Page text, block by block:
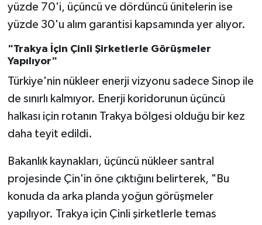
yüzde 70'i, üçüncü ve dördüncü ünitelerin ise
yüzde 30'u alım garantisi kapsamında yer alıyor.
"Trakya İçin Çinli Şirketlerle Görüşmeler
Yapılıyor"
Türkiye'nin nükleer enerji vizyonu sadece Sinop ile
de sınırlı kalmıyor. Enerji koridorunun üçüncü
halkası için rotanın Trakya bölgesi olduğu bir kez
daha teyit edildi.
Bakanlık kaynakları, üçüncü nükleer santral
projesinde Çin'in öne çıktığını belirterek, "Bu
konuda da arka planda yoğun görüşmeler
yapılıyor. Trakya için Çinli şirketlerle temas